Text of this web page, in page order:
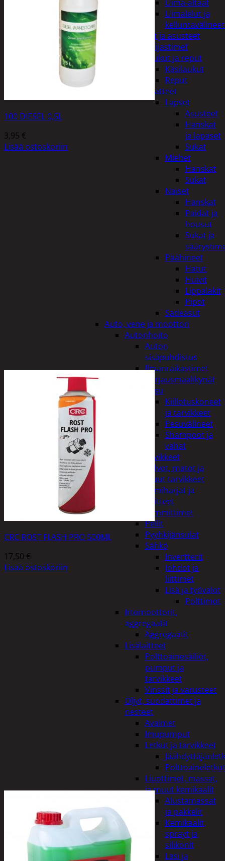
Uima-altaat
Uimalelut ja
kelluntavälineet
Vaatteet ja asusteet
Heijastimet
Laukut ja reput
Käsilaukut
Reput
Vaatteet
Lapset
Asusteet
Hanskat
ja lapaset
Sukat
Miehet
Hanskat
Sukat
Naiset
Hanskat
Paidat ja
housut
Sukat ja
Päähineet
Hatut
Huivit
Lippalakit
Pipot
Sadeasut
Auto, vene ja moottori
Autonhoito
Auton
sisäpuhdistus
Ilmanraikastimet
Korjausmaalikynät
Pesu
Kiillotuskoneet
ja tarvikkeet
Pesuvälineet
Shampoot ja
vahat
Autotarvikkeet
Kalvot, matot ja
muut tarvikkeet
Lumiharjat ja
peitteet
Lämmittimet
Peilit
Pyyhkijänsulat
Sähkö
Invertterit
Johdot ja
liittimet
Lisä ja työvalot
Polttimot
Irtomoottorit,
aggregaatit
Aggregaatit
Lisälaitteet
Polttoainesäiliöt,
pumput ja
tarvikkeet
Vinssit ja varusteet
Öljyt, suodattimet ja
nesteet
Avaimet
Imupumput
Letkut ja tarvikkeet
Polttoaineletkut
Liuottimet, massat,
ja muut kemikaalit
Alustamassat
ja pakkelit
Kemikaalit,
sprayt ja
silikonit
Lasi ja
100 DIESEL 0,5L
3,95 €
Lisää ostoskoriin
CRC ROST FLASH PRO 500ML
17,50 €
Lisää ostoskoriin